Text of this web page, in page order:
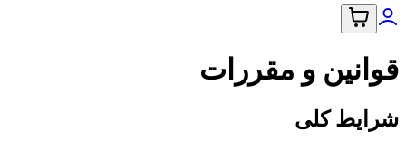
قوانین و مقررات
شرایط کلی